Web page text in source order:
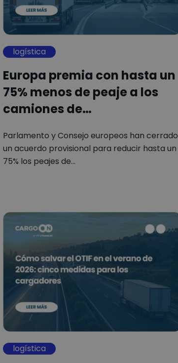
logística
Europa premia con hasta un
75% menos de peaje a los
camiones de…
Parlamento y Consejo europeos han cerrado
un acuerdo provisional para reducir hasta un
75% los peajes de…
logística